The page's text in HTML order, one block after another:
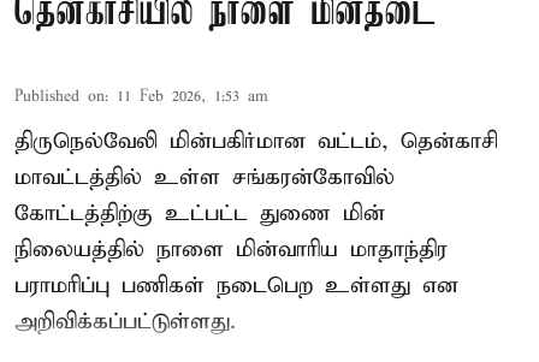
தென்காசியில் நாளை மின்தடை
Published on: 11 Feb 2026, 1:53 am
திருநெல்வேலி மின்பகிர்மான வட்டம், தென்காசி
மாவட்டத்தில் உள்ள சங்கரன்கோவில்
கோட்டத்திற்கு உட்பட்ட துணை மின்
நிலையத்தில் நாளை மின்வாரிய மாதாந்திர
பராமரிப்பு பணிகள் நடைபெற உள்ளது என
அறிவிக்கப்பட்டுள்ளது.